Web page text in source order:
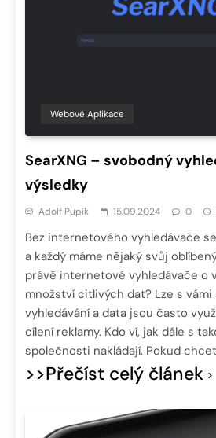
Webové Aplikace
SearXNG – svobodný
výsledky
Adolf Pupík 15.09.2024 0
Bez internetového vyhledávače
a každý máme nějaký svůj
právě internetové vyhledávače o
množství citlivých dat? Lze s
vyhledávání a data jsou často
cílení reklamy. Kdo ví, jak dále s
společnosti nakládají. Pokud
>>Přečíst celý článek